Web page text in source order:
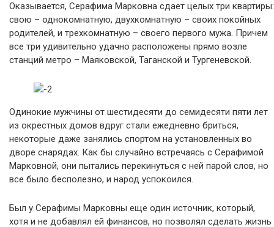
Оказывается, Серафима Марковна сдает целых три квартиры:
свою – однокомнатную, двухкомнатную – своих покойных
родителей, и трехкомнатную – своего первого мужа. Причем
все три удивительно удачно расположены прямо возле
станций метро – Маяковской, Таганской и Тургеневской.
Одинокие мужчины от шестидесяти до семидесяти пяти лет
из окрестных домов вдруг стали ежедневно бриться,
некоторые даже занялись спортом на установленных во
дворе снарядах. Как бы случайно встречаясь с Серафимой
Марковной, они пытались перекинуться с ней парой слов, но
все было бесполезно, и народ успокоился.
Был у Серафимы Марковны еще один источник, который,
хотя и не добавлял ей финансов, но позволял сделать жизнь